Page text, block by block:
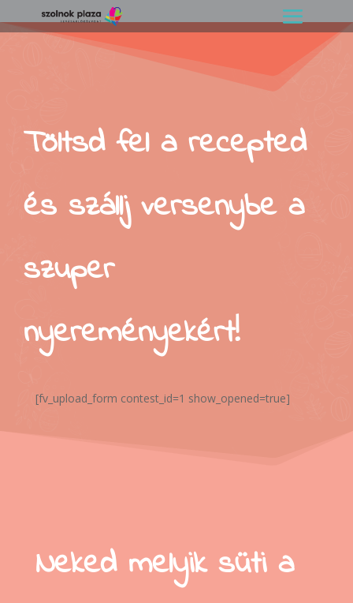
Töltsd fel a recepted
és szállj versenybe a
szuper
nyereményekért!
[fv_upload_form contest_id=1 show_opened=true]
Neked melyik süti a